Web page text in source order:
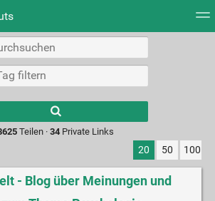
results.
Teilen · 34Private Links
20 50 100
- Blog über Meinungen und